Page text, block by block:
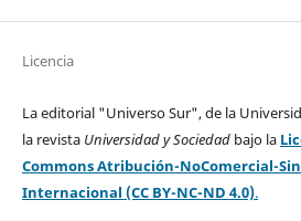
Licencia
La editorial "Universo Sur", de la
la revista Universidad y Sociedad bajo la
Commons Atribución-NoComercial-
Internacional (CC BY-NC-ND 4.0).